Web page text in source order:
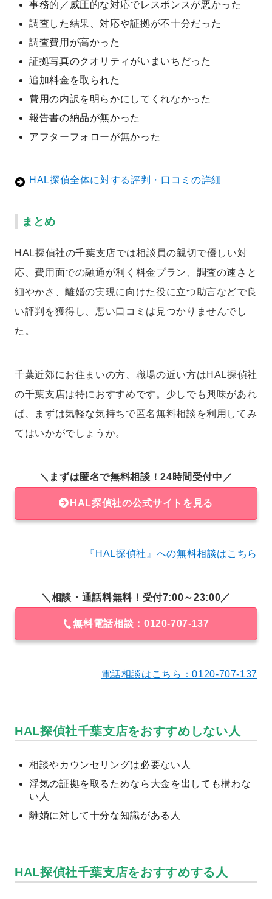
事務的／威圧的な対応でレスポンスが悪かった
調査した結果、対応や証拠が不十分だった
調査費用が高かった
証拠写真のクオリティがいまいちだった
追加料金を取られた
費用の内訳を明らかにしてくれなかった
報告書の納品が無かった
アフターフォローが無かった
HAL探偵全体に対する評判・口コミの詳細
まとめ
HAL探偵社の千葉支店では相談員の親切で優しい対
応、費用面での融通が利く料金プラン、調査の速さと
細やかさ、離婚の実現に向けた役に立つ助言などで良
い評判を獲得し、悪い口コミは見つかりませんでし
た。
千葉近郊にお住まいの方、職場の近い方はHAL探偵社
の千葉支店は特におすすめです。少しでも興味があれ
ば、まずは気軽な気持ちで匿名無料相談を利用してみ
てはいかがでしょうか。
＼まずは匿名で無料相談！24時間受付中／
HAL探偵社の公式サイトを見る
『HAL探偵社』への無料相談はこちら
＼相談・通話料無料！受付7:00～23:00／
無料電話相談：0120-707-137
電話相談はこちら：0120-707-137
HAL探偵社千葉支店をおすすめしない人
相談やカウンセリングは必要ない人
浮気の証拠を取るためなら大金を出しても構わな
い人
離婚に対して十分な知識がある人
HAL探偵社千葉支店をおすすめする人